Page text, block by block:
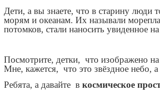
Дети, а вы знаете, что в старину люди
морям и океанам. Их называли
потомков, стали наносить увиденное
Посмотрите, детки, что изображено
Мне, кажется, что это звёздное небо, а
Ребята, а давайте в космическое